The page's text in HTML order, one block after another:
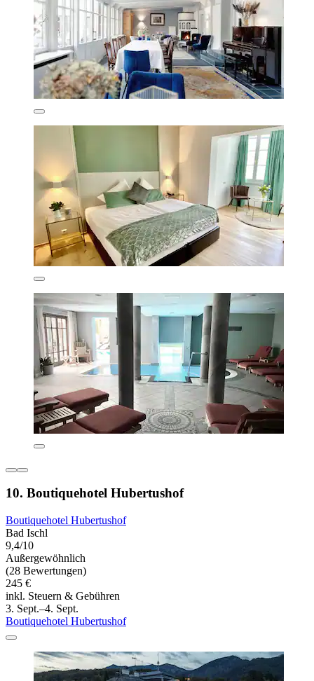
10. Boutiquehotel Hubertushof
Boutiquehotel Hubertushof
Bad Ischl
9,4/10
Außergewöhnlich
(28 Bewertungen)
245 €
inkl. Steuern & Gebühren
3. Sept.–4. Sept.
Boutiquehotel Hubertushof